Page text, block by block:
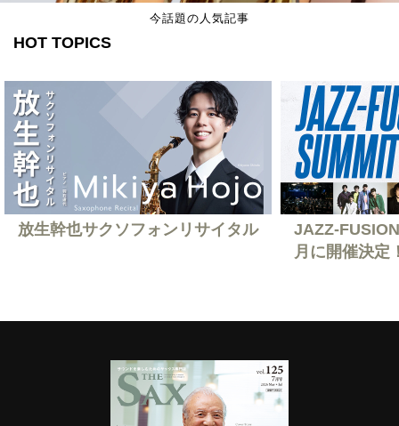
今話題の人気記事
HOT TOPICS
放生幹也サクソフォンリサイタル
JAZZ-
月に開催決定